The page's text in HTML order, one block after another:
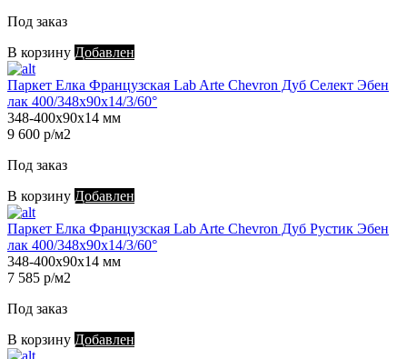
Под заказ
В корзину Добавлен
Паркет Елка Французская Lab Arte Chevron Дуб Селект Эбен
лак 400/348х90х14/3/60°
348-400х90х14 мм
9 600 р/м2
Под заказ
В корзину Добавлен
Паркет Елка Французская Lab Arte Chevron Дуб Рустик Эбен
лак 400/348х90х14/3/60°
348-400х90х14 мм
7 585 р/м2
Под заказ
В корзину Добавлен